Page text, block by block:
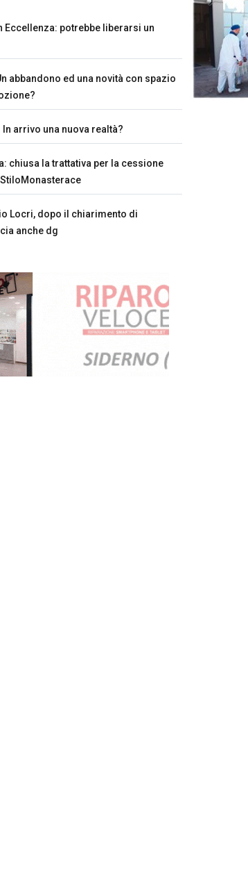
Eccellenza: potrebbe liberarsi un
abbandono ed una novità con spazio
arrivo una nuova realtà?
chiusa la trattativa per la cessione
Locri, dopo il chiarimento di
anche dg